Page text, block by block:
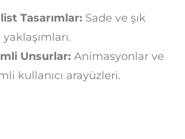
Tasarımlar: Sade ve şık
Unsurlar: Animasyonlar ve
kullanıcı arayüzleri.